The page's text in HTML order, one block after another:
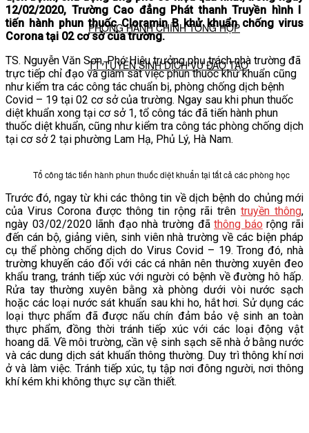
PHÒNG HÀNH CHÍNH TỔNG HỢP
TT TUYỂN SINH DỊCH VỤ ĐÀO TẠO
NGHIÊN CỨU KHOA HỌC
VĂN BẢN
THƯ VIỆN
12/02/2020, Trường Cao đẳng Phát thanh Truyền hình I
tiến hành phun thuốc Cloramin B khử khuẩn chống virus
Corona tại 02 cơ sở của trường.
TS. Nguyễn Văn Sơn, Phó Hiệu trưởng phụ trách nhà trường đã
trực tiếp chỉ đạo và giám sát việc phun thuốc khử khuẩn cũng
như kiểm tra các công tác chuẩn bị, phòng chống dịch bệnh
Covid – 19 tại 02 cơ sở của trường. Ngay sau khi phun thuốc
diệt khuẩn xong tại cơ sở 1, tổ công tác đã tiến hành phun
thuốc diệt khuẩn, cũng như kiểm tra công tác phòng chống dịch
tại cơ sở 2 tại phường Lam Hạ, Phủ Lý, Hà Nam.
Tổ công tác tiến hành phun thuốc diệt khuẩn tại tất cả các phòng học
Trước đó, ngay từ khi các thông tin về dịch bệnh do chủng mới
của Virus Corona được thông tin rộng rãi trên truyền thông,
ngày 03/02/2020 lãnh đạo nhà trường đãthông báo rộng rãi
đến cán bộ, giảng viên, sinh viên nhà trường về các biện pháp
cụ thể phòng chống dịch do Virus Covid – 19. Trong đó, nhà
trường khuyến cáo đối với các cá nhân nên thường xuyên đeo
khẩu trang, tránh tiếp xúc với người có bệnh về đường hô hấp.
Rửa tay thường xuyên bằng xà phòng dưới vòi nước sạch
hoặc các loại nước sát khuẩn sau khi ho, hắt hơi. Sử dụng các
loại thực phẩm đã được nấu chín đảm bảo vệ sinh an toàn
thực phẩm, đồng thời tránh tiếp xúc với các loại động vật
hoang dã. Về môi trường, cần vệ sinh sạch sẽ nhà ở bằng nước
và các dung dịch sát khuẩn thông thường. Duy trì thông khí nơi
ở và làm việc. Tránh tiếp xúc, tụ tập nơi đông người, nơi thông
khí kém khi không thực sự cần thiết.